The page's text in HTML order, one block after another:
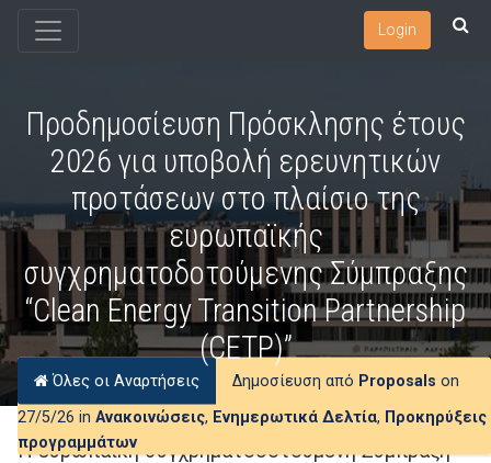
Login
Προδημοσίευση Πρόσκλησης έτους
2026 για υποβολή ερευνητικών
προτάσεων στο πλαίσιο της
ευρωπαϊκής
συγχρηματοδοτούμενης Σύμπραξης
“Clean Energy Transition Partnership
(CETP)”
Όλες οι Αναρτήσεις Δημοσίευση από Proposals on
27/5/26 in Ανακοινώσεις, Ενημερωτικά Δελτία, Προκηρύξεις
προγραμμάτων
H ευρωπαϊκή συγχρηματοδοτούμενη Σύμπραξη